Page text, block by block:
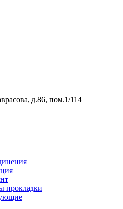
д.86, пом.1/114
прокладки